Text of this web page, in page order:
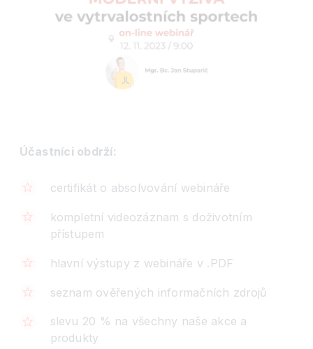
Účastníci obdrží:
certifikát o absolvování webináře
kompletní videozáznam s doživotním
přístupem
hlavní výstupy z webináře v .PDF
seznam ověřených informačních zdrojů
slevu 20 % na všechny naše akce a
produkty